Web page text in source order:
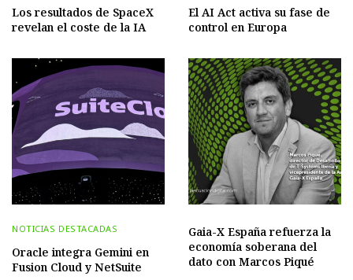
Los resultados de SpaceX
revelan el coste de la IA
El AI Act activa su fase de
control en Europa
NOTICIAS DESTACADAS
Oracle integra Gemini en
Fusion Cloud y NetSuite
Gaia-X España refuerza la
economía soberana del
dato con Marcos Piqué